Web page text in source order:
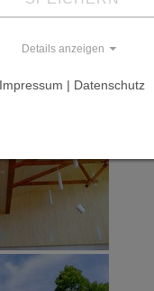
Details anzeigen
Impressum | Datenschutz